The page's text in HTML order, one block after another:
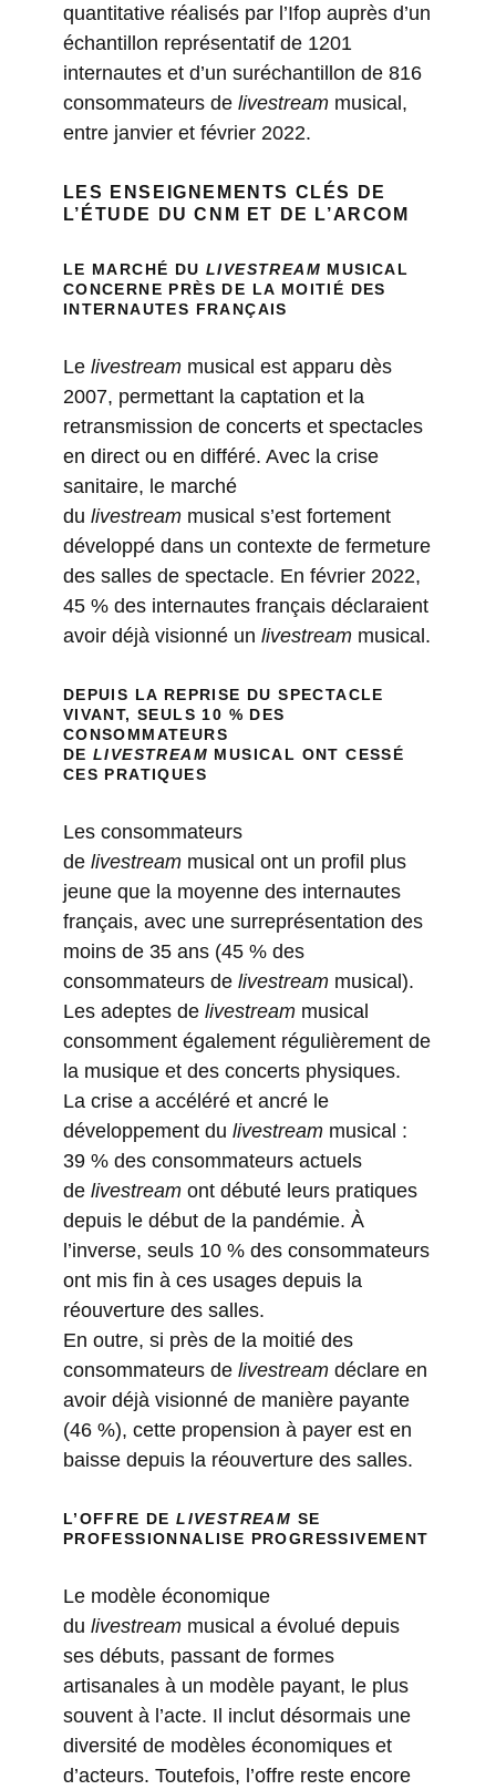
quantitative réalisés par l’Ifop auprès d’un
échantillon représentatif de 1201
internautes et d’un suréchantillon de 816
consommateurs delivestreammusical,
entre janvier et février 2022.
LES ENSEIGNEMENTS CLÉS DE
L’ÉTUDE DU CNM ET DE L’ARCOM
LE MARCHÉ DU LIVESTREAM MUSICAL
CONCERNE PRÈS DE LA MOITIÉ DES
INTERNAUTES FRANÇAIS
Le livestreammusical est apparu dès
2007, permettant la captation et la
retransmission de concerts et spectacles
en direct ou en différé. Avec la crise
sanitaire, le marché
du livestreammusical s’est fortement
développé dans un contexte de fermeture
des salles de spectacle. En février 2022,
45 % des internautes français déclaraient
avoir déjà visionné un livestreammusical.
DEPUIS LA REPRISE DU SPECTACLE
VIVANT, SEULS 10 % DES
CONSOMMATEURS
DE LIVESTREAM MUSICAL ONT CESSÉ
CES PRATIQUES
Les consommateurs
delivestreammusical ont un profil plus
jeune que la moyenne des internautes
français, avec une surreprésentation des
moins de 35 ans (45 % des
consommateurs de livestreammusical).
Les adeptes de livestreammusical
consomment également régulièrement de
la musique et des concerts physiques.
La crise a accéléré et ancré le
développement du livestreammusical :
39 % des consommateurs actuels
de livestreamont débuté leurs pratiques
depuis le début de la pandémie. À
l’inverse, seuls 10 % des consommateurs
ont mis fin à ces usages depuis la
réouverture des salles.
En outre, si près de la moitié des
consommateurs de livestreamdéclare en
avoir déjà visionné de manière payante
(46 %), cette propension à payer est en
baisse depuis la réouverture des salles.
L’OFFRE DELIVESTREAM SE
PROFESSIONNALISE PROGRESSIVEMENT
Le modèle économique
du livestreammusical a évolué depuis
ses débuts, passant de formes
artisanales à un modèle payant, le plus
souvent à l’acte. Il inclut désormais une
diversité de modèles économiques et
d’acteurs. Toutefois, l’offre reste encore